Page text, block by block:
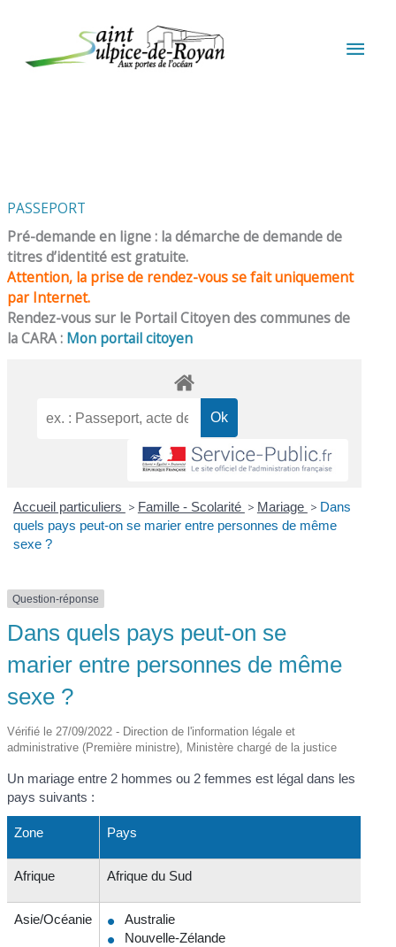
PASSEPORT
Pré-demande en ligne : la démarche de demande de
titres d’identité est gratuite.
Attention, la prise de rendez-vous se fait uniquement
par Internet.
Rendez-vous sur le Portail Citoyen des communes de
la CARA : Mon portail citoyen
Accueil particuliers > Famille - Scolarité > Mariage > Dans
quels pays peut-on se marier entre personnes de même
sexe ?
Question-réponse
Dans quels pays peut-on se
marier entre personnes de même
sexe ?
Vérifié le 27/09/2022 - Direction de l'information légale et
administrative (Première ministre), Ministère chargé de la justice
Un mariage entre 2 hommes ou 2 femmes est légal dans les
pays suivants :
Zone Pays
Afrique Afrique du Sud
Asie/Océanie
Australie
Nouvelle-Zélande